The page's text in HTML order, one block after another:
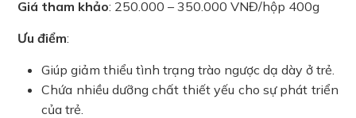
Giá tham khảo: 250.000 – 350.000 VNĐ/hộp 400g
Ưu điểm:
Giúp giảm thiểu tình trạng trào ngược dạ dày ở trẻ.
Chứa nhiều dưỡng chất thiết yếu cho sự phát triển
của trẻ.